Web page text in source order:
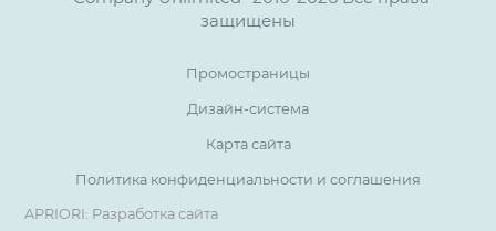
защищены
Промостраницы
Дизайн-система
Карта сайта
Политика конфиденциальности и соглашения
APRIORI: Разработка сайта